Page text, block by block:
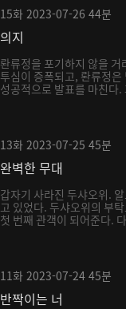
15화 2023-07-26 44분
의지
롼류정을 포기하지 않을
투심이 증폭되고, 롼류정
성공적으로 발표를 마친다
13화 2023-07-25 45분
완벽한 무대
갑자기 사라진 두샤오위.
고 있었다. 두샤오위의 부
첫 번째 관객이 되어준다.
11화 2023-07-24 45분
반짝이는 너